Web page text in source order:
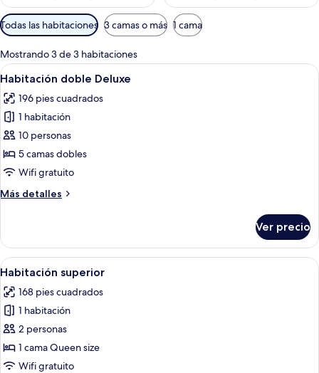
Filtros
disponibles
para
las
habitaciones
Todas las habitaciones 3 camas o más 1 cama
Mostrando 3 de 3 habitaciones
Abrir
todas
las
fotos
de
Habitación
doble
Un dormitorio moderno con una
2
Habitación doble Deluxe
196 pies cuadrados
1 habitación
10 personas
5 camas dobles
Wifi gratuito
Más detalles
Más
doble
Deluxe
Ver precio
Abrir
todas
las
fotos
de
Habitación
superior
Un dormitorio moderno con una
3
Habitación superior
168 pies cuadrados
1 habitación
2 personas
1 cama Queen size
Wifi gratuito